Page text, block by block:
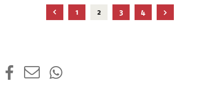
1 2Aktuelle
Seite
3 4